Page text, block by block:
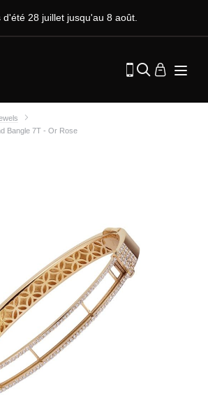
d'été 28 juillet jusqu'au 8 août.
Bangle 7T - Or Rose